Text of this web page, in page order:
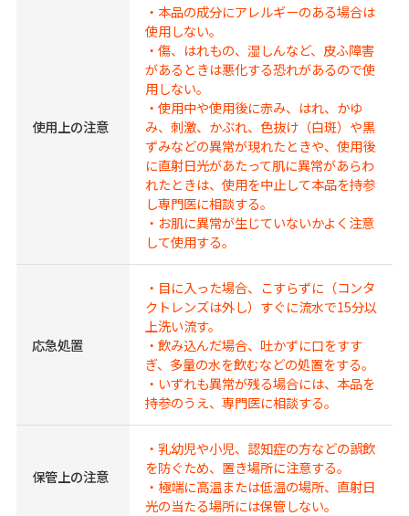
使用上の注意
・本品の成分にアレルギーのある場合は
使用しない。
・傷、はれもの、湿しんなど、皮ふ障害
があるときは悪化する恐れがあるので使
用しない。
・使用中や使用後に赤み、はれ、かゆ
み、刺激、かぶれ、色抜け（白斑）や黒
ずみなどの異常が現れたときや、使用後
に直射日光があたって肌に異常があらわ
れたときは、使用を中止して本品を持参
し専門医に相談する。
・お肌に異常が生じていないかよく注意
して使用する。
応急処置
・目に入った場合、こすらずに（コンタ
クトレンズは外し）すぐに流水で15分以
上洗い流す。
・飲み込んだ場合、吐かずに口をすす
ぎ、多量の水を飲むなどの処置をする。
・いずれも異常が残る場合には、本品を
持参のうえ、専門医に相談する。
保管上の注意
・乳幼児や小児、認知症の方などの誤飲
を防ぐため、置き場所に注意する。
・極端に高温または低温の場所、直射日
光の当たる場所には保管しない。